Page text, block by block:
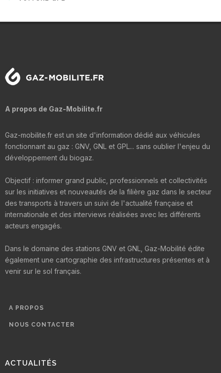
A propos de Gaz-Mobilite.fr
Gaz-mobilite.fr est un site d'information dédié aux véhicules
fonctionnant au gaz : GNV, GNL et GPL... sans oublier l'enjeu du
développement du biogaz.
Objectif : informer grand public, professionnels et collectivités
sur les initiatives et nouveautés de la filière gaz dans le secteur
des transports à travers un suivi de l'actualité française et
internationale et des interviews réalisées avec les différents
acteurs engagés.
Dans le domaine des stations GNV et GNL, Gaz-Mobilité édite
également une cartographie des infrastructures présentes et à
venir sur le sol français.
A PROPOS
NOUS CONTACTER
ACTUALITÉS